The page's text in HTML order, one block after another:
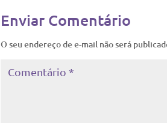
Enviar Comentário
O seu endereço de e-mail não será